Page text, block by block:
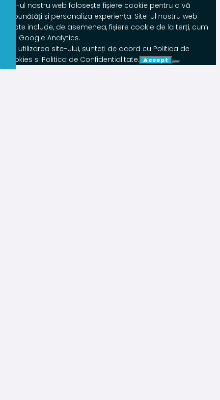
Site-ul nostru web folosește fișiere cookie pentru a vă
îmbunătăți și personaliza experiența. Site-ul nostru web
poate include, de asemenea, fișiere cookie de la terți, cum
ar fi Google Analytics.
Prin utilizarea site-ului, sunteți de acord cu Politica de
Cookies si Politica de Confidentialitate. Accept